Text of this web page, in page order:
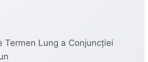
Termen Lung a Conjuncției